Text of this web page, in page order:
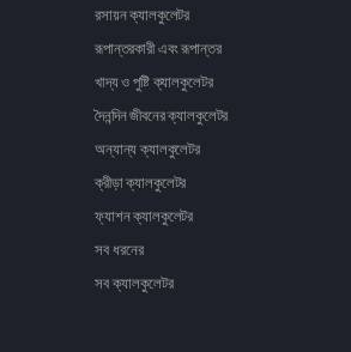
রসায়ন ক্যালকুলেটর
রূপান্তরকারী এবং রূপান্তর
খাদ্য ও পুষ্টি ক্যালকুলেটর
দৈনন্দিন জীবনের ক্যালকুলেটর
অন্যান্য ক্যালকুলেটর
ক্রীড়া ক্যালকুলেটর
ফ্যাশন ক্যালকুলেটর
সব ধরনের
সব ক্যালকুলেটর